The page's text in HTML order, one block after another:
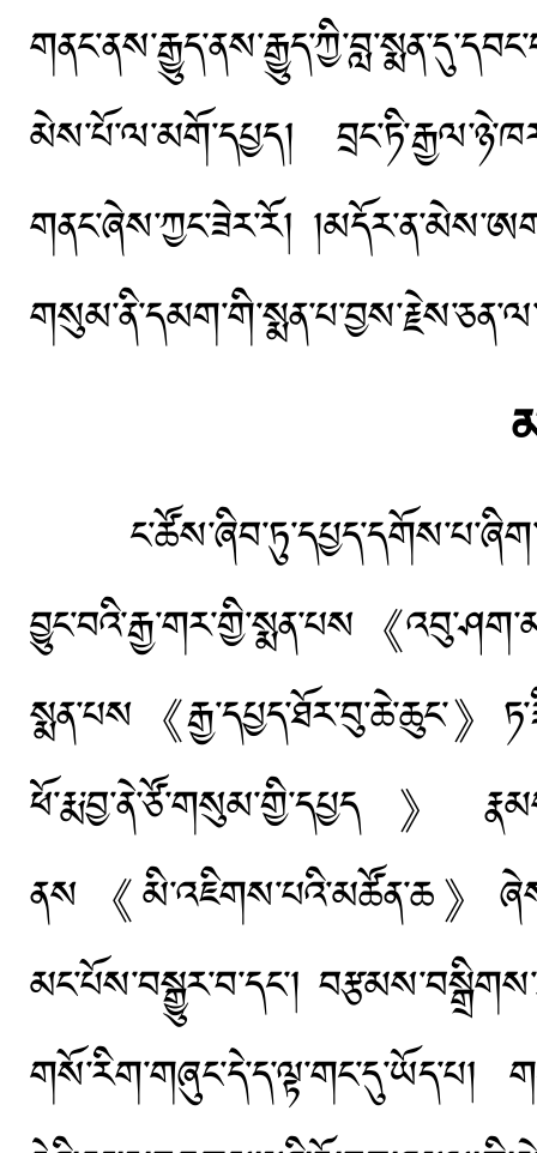
མེས་པོ་ལ་མགོ་དཔྱད།
གནང་ཞེས་ཀྱང་ཟེར་རོ།
བྱུང་བའི་རྒྱ་གར་གྱི་སྨན་པས《
སྨན་པས《རྒྱ་དཔྱད་ཐོར་བུ་ཆེ་ཆུང་
ཕོ་རྨ་བྱ་ནེ་ཙོ་གསུམ་གྱི་དཔྱད》
ནས《མི་འཇིགས་པའི་མཚོན་ཆ》
མང་པོས་བསྒྱུར་བ་དང་།
གསོ་རིག་གཞུང་དེ་ད་ལྟ་གང་དུ་ཡོད་པ།